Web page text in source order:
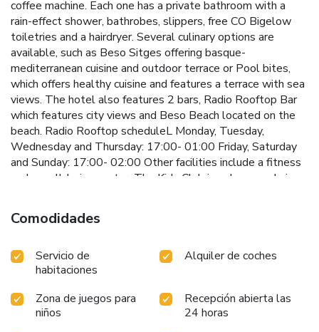
coffee machine. Each one has a private bathroom with a
rain-effect shower, bathrobes, slippers, free CO Bigelow
toiletries and a hairdryer. Several culinary options are
available, such as Beso Sitges offering basque-
mediterranean cuisine and outdoor terrace or Pool bites,
which offers healthy cuisine and features a terrace with sea
views. The hotel also features 2 bars, Radio Rooftop Bar
which features city views and Beso Beach located on the
beach. Radio Rooftop scheduleL Monday, Tuesday,
Wednesday and Thursday: 17:00- 01:00 Friday, Saturday
and Sunday: 17:00- 02:00 Other facilities include a fitness
and a well-being center. The Kids Club is only open during
from 10:00 to 18:00, and it and closes two days a week,
Mondays and Tuesdays. Pets are welcome and they can
from the Terramar. You can reach central Barcelona in 40
minutes, by car or train. Barcelona Airport is 15 mi away.
applicable. License Number(s): HB-000061
Comodidades
Servicio de
habitaciones
Alquiler de coches
Zona de juegos para
niños
Recepción abierta las
24 horas